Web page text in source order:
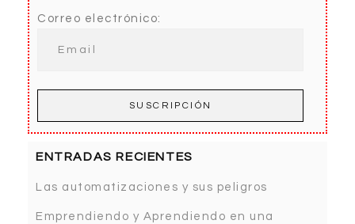
Correo electrónico:
ENTRADAS RECIENTES
Las automatizaciones y sus peligros
Emprendiendo y Aprendiendo en una